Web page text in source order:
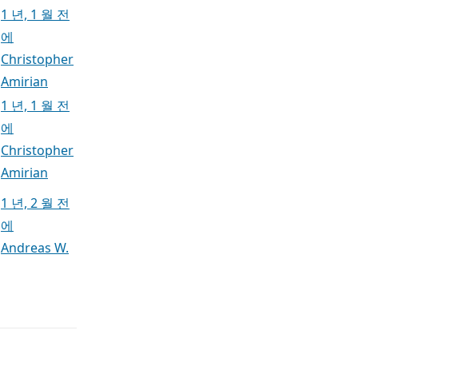
1 년, 1 월 전
에
Christopher
Amirian
1 년, 1 월 전
에
Christopher
Amirian
1 년, 2 월 전
에
Andreas W.